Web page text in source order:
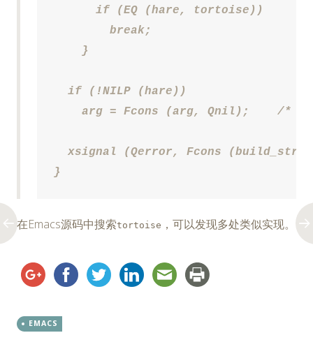
      if (EQ (hare, tortoise))
    }
  if (!NILP (hare))
    arg = Fcons (arg, Qnil);	/* Make it a list.  */
xsignal (Qerror, Fcons
}
在Emacs源码中搜索tortoise ，可以发现多处类似实现。
EMACS